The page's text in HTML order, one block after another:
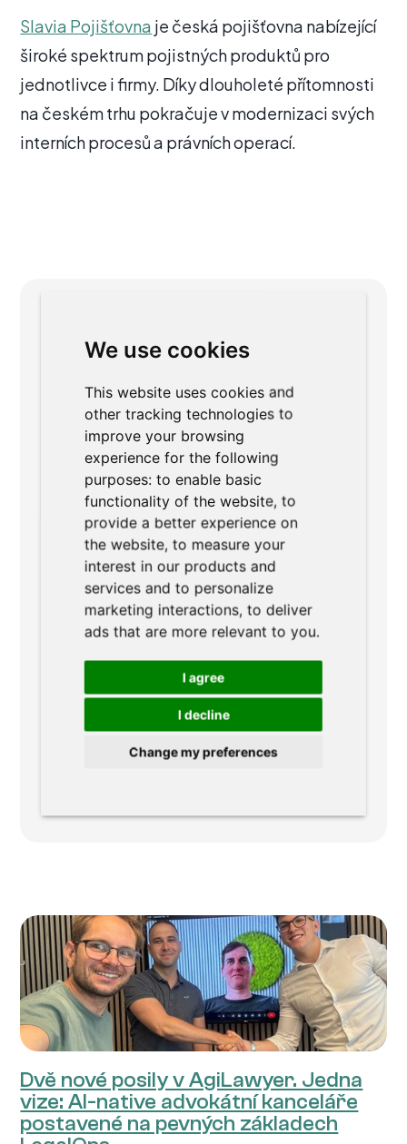
We use cookies
This website uses cookies and
other tracking technologies to
improve your browsing
experience for the following
purposes: to enable basic
functionality of the website, to
provide a better experience on
the website, to measure your
interest in our products and
services and to personalize
marketing interactions, to deliver
ads that are more relevant to you.
I agree
I decline
Change my preferences
Slavia Pojišťovna je česká pojišťovna nabízející
široké spektrum pojistných produktů pro
jednotlivce i firmy. Díky dlouholeté přítomnosti
na českém trhu pokračuje v modernizaci svých
interních procesů a právních operací.
Miroslav Hyrman
Miroslav je spoluzakladatelem AgiLawyer.
Pomáhá právním týmům využívat umělou
inteligenci, datovou analytiku a digitální
marketing ke zefektivnění rozhodovacích
procesů a zlepšení služeb klientům. Jeho
odbornost umožňuje firmám přizpůsobit se,
inovovat a prosperovat v dnešním
technologicky orientovaném právním
Dvě nové posily v AgiLawyer. Jedna
vize: AI-native advokátní kanceláře
postavené na pevných základech